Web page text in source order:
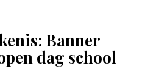
Banner
dag school